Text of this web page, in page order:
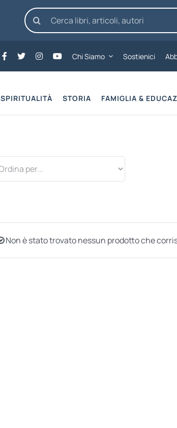
Cerca
per:
Chi Siamo Sostienici
SPIRITUALITÀ STORIA FAMIGLIA &
Non è stato trovato nessun prodotto che